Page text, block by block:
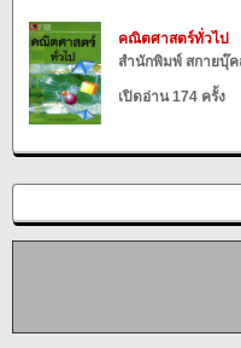
คณิตศาสตร์ทั่วไป
สำนักพิมพ์ สกายบุ๊ค
เปิดอ่าน 174 ครั้ง